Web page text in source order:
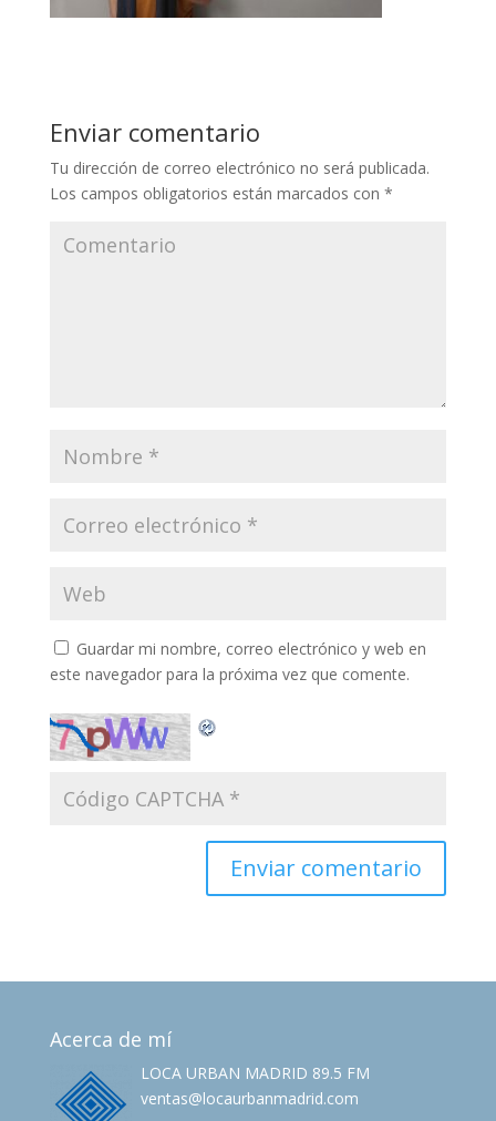
Enviar comentario
Tu dirección de correo electrónico no será publicada.
Los campos obligatorios están marcados con *
Guardar mi nombre, correo electrónico y web en
este navegador para la próxima vez que comente.
Acerca de mí
LOCA URBAN MADRID 89.5 FM
ventas@locaurbanmadrid.com